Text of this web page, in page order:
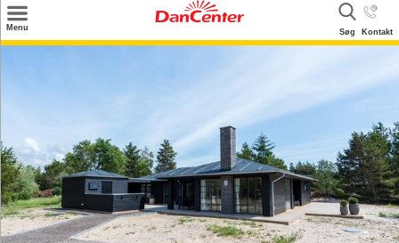
Menu Søg Kontakt
Inspiration
Info
Kontakt